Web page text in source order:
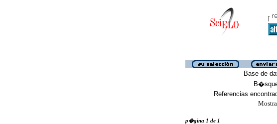
Base de
Referencias
p�gina 1 de 1